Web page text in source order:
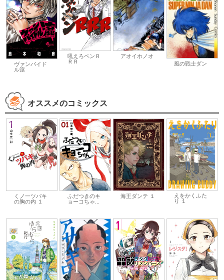
ヴァンパイド
ル滾
吼えろペンＲ
ＲＲ
アオイホノオ
風の戦士ダン
オススメのコミックス
くノ一ツバキ
の胸の内 １
ふだつきのキ
ョーコちゃ...
海王ダンテ １
えをかくふた
り １